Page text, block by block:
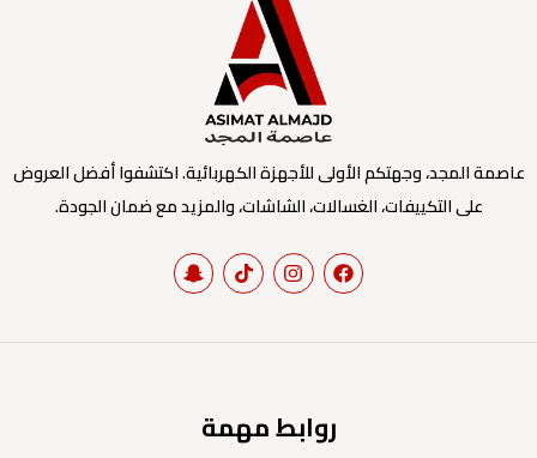
عاصمة المجد، وجهتكم الأولى للأجهزة الكهربائية. اكتشفوا أفضل العروض
على التكييفات، الغسالات، الشاشات، والمزيد مع ضمان الجودة.
روابط مهمة